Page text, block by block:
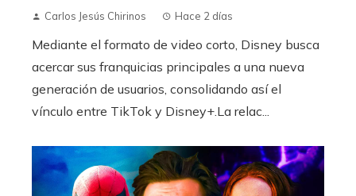
Carlos Jesús Chirinos Hace 2 días
Mediante el formato de video corto, Disney busca
acercar sus franquicias principales a una nueva
generación de usuarios, consolidando así el
vínculo entre TikTok y Disney+.La relac...